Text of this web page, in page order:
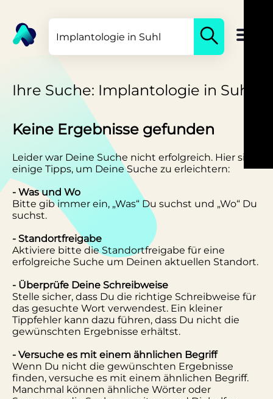
Ihre Suche: Implantologie in Suhl
Keine Ergebnisse gefunden
Leider war Deine Suche nicht erfolgreich. Hier sind
einige Tipps, um Deine Suche zu erleichtern:
- Was und Wo
Bitte gib immer ein, „Was“ Du suchst und „Wo“ Du
suchst.
- Standortfreigabe
Aktiviere bitte die Standortfreigabe für eine
erfolgreiche Suche um Deinen aktuellen Standort.
- Überprüfe Deine Schreibweise
Stelle sicher, dass Du die richtige Schreibweise für
das gesuchte Wort verwendest. Ein kleiner
Tippfehler kann dazu führen, dass Du nicht die
gewünschten Ergebnisse erhältst.
- Versuche es mit einem ähnlichen Begriff
Wenn Du nicht die gewünschten Ergebnisse
finden, versuche es mit einem ähnlichen Begriff.
Manchmal können ähnliche Wörter oder